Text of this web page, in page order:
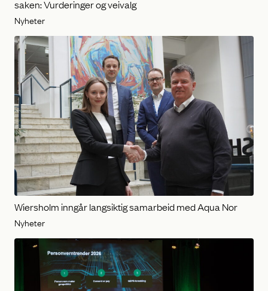
saken: Vurderinger og veivalg
Nyheter
Wiersholm inngår langsiktig samarbeid med Aqua Nor
Nyheter